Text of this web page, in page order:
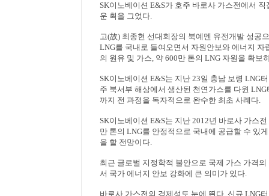
SK이노베이션 E&S가 호주 바로사 가스전에서
운 획을 그었다.
고(故) 최종현 선대회장의 북예멘 유전개발 성공
LNG를 국내로 들여오면서 자원안보와 에너지 자
의 원유 및 가스, 약 600만 톤의 LNG 자원을 확보
SK이노베이션 E&S는 지난 23일 충남 보령 LNG
주 북서부 해상에서 생산된 천연가스를 다윈 LNG
까지 전 과정을 독자적으로 완수한 최초 사례다.
SK이노베이션 E&S는 지난 2012년 바로사 가스
만 톤의 LNG를 안정적으로 국내에 공급할 수 있
을 할 전망이다.
최근 글로벌 지정학적 불안으로 국제 가스 가격
서 국가 에너지 안보 강화에 큰 의미가 있다.
바로사 가스전의 경제성도 눈에 띈다. 신규 LNG